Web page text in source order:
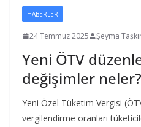
HABERLER
24 Temmuz 2025 Şeyma
Yeni ÖTV
değişimler neler?
Yeni Özel Tüketim Vergisi
vergilendirme oranları